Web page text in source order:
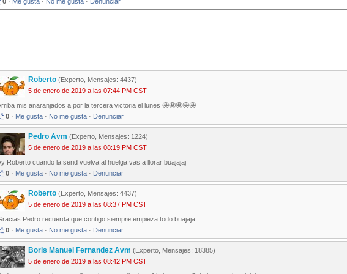
Roberto (Experto, Mensajes: 4437)
5 de enero de 2019 a las 07:44 PM CST
mis anaranjados a por la tercera victoria el lunes 🤩🤩🤩🤩🤩
0 · Me gusta · No me gusta · Denunciar
Pedro Avm (Experto, Mensajes: 1224)
5 de enero de 2019 a las 08:19 PM CST
Roberto cuando la serid vuelva al huelga vas a llorar buajajaj
0 · Me gusta · No me gusta · Denunciar
Roberto (Experto, Mensajes: 4437)
5 de enero de 2019 a las 08:37 PM CST
Pedro recuerda que contigo siempre empieza todo buajaja
0 · Me gusta · No me gusta · Denunciar
Boris Manuel Fernandez Avm (Experto, Mensajes: 18385)
5 de enero de 2019 a las 08:42 PM CST